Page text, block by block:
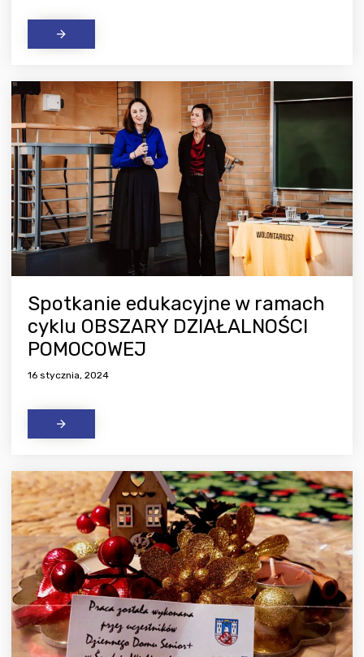
Spotkanie edukacyjne w ramach
cyklu OBSZARY DZIAŁALNOŚCI
POMOCOWEJ
16 stycznia, 2024